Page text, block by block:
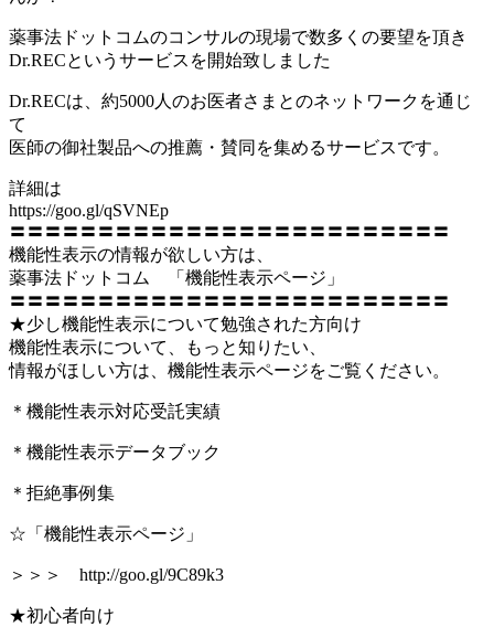
薬事法ドットコムのコンサルの現場で数多くの要望を頂き
Dr.RECというサービスを開始致しました
Dr.RECは、約5000人のお医者さまとのネットワークを通じ
て
医師の御社製品への推薦・賛同を集めるサービスです。
詳細は
https://goo.gl/qSVNEp
〓〓〓〓〓〓〓〓〓〓〓〓〓〓〓〓〓〓〓〓〓〓〓〓〓
機能性表示の情報が欲しい方は、
薬事法ドットコム 「機能性表示ページ」
〓〓〓〓〓〓〓〓〓〓〓〓〓〓〓〓〓〓〓〓〓〓〓〓〓
★少し機能性表示について勉強された方向け
機能性表示について、もっと知りたい、
情報がほしい方は、機能性表示ページをご覧ください。
＊機能性表示対応受託実績
＊機能性表示データブック
＊拒絶事例集
☆「機能性表示ページ」
＞＞＞ http://goo.gl/9C89k3
★初心者向け